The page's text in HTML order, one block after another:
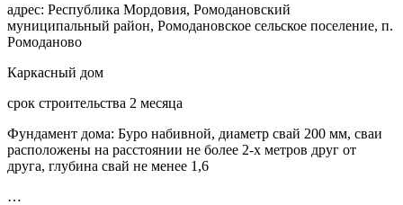
адрес: Республика Мордовия, Ромодановский
муниципальный район, Ромодановское сельское поселение, п.
Ромоданово
Каркасный дом
срок строительства 2 месяца
Фундамент дома: Буро набивной, диаметр свай 200 мм, сваи
расположены на расстоянии не более 2-х метров друг от
друга, глубина свай не менее 1,6
…